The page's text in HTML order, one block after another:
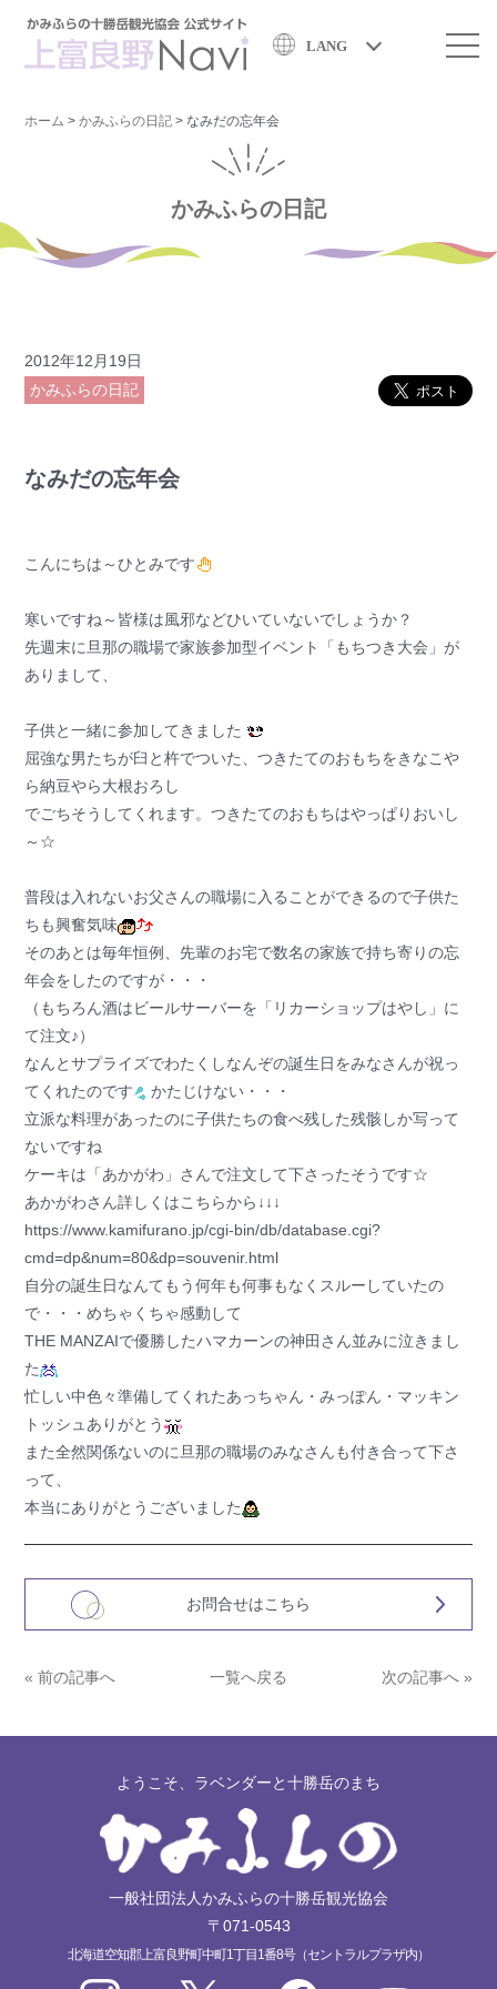
LANG
ホーム >かみふらの日記 > なみだの忘年会
かみふらの日記
2012年12月19日
かみふらの日記
なみだの忘年会
こんにちは～ひとみです
寒いですね～皆様は風邪などひいていないでしょうか？
先週末に旦那の職場で家族参加型イベント「もちつき大会」が
ありまして、
子供と一緒に参加してきました
屈強な男たちが臼と杵でついた、つきたてのおもちをきなこや
ら納豆やら大根おろし
でごちそうしてくれます。つきたてのおもちはやっぱりおいし
～☆
普段は入れないお父さんの職場に入ることができるので子供た
ちも興奮気味
そのあとは毎年恒例、先輩のお宅で数名の家族で持ち寄りの忘
年会をしたのですが・・・
（もちろん酒はビールサーバーを「リカーショップはやし」に
て注文♪）
なんとサプライズでわたくしなんぞの誕生日をみなさんが祝っ
てくれたのです
かたじけない・・・
立派な料理があったのに子供たちの食べ残した残骸しか写って
ないですね
ケーキは「あかがわ」さんで注文して下さったそうです☆
あかがわさん詳しくはこちらから↓↓↓
https://www.kamifurano.jp/cgi-bin/db/database.cgi?
cmd=dp&num=80&dp=souvenir.html
自分の誕生日なんてもう何年も何事もなくスルーしていたの
で・・・めちゃくちゃ感動して
THE MANZAIで優勝したハマカーンの神田さん並みに泣きまし
た
忙しい中色々準備してくれたあっちゃん・みっぽん・マッキン
トッシュありがとう
また全然関係ないのに旦那の職場のみなさんも付き合って下さ
って、
本当にありがとうございました
お問合せはこちら
« 前の記事へ 一覧へ戻る 次の記事へ »
ようこそ、ラベンダーと十勝岳のまち
一般社団法人かみふらの十勝岳観光協会
〒071-0543
北海道空知郡上富良野町中町1丁目1番8号（セントラルプラザ内）